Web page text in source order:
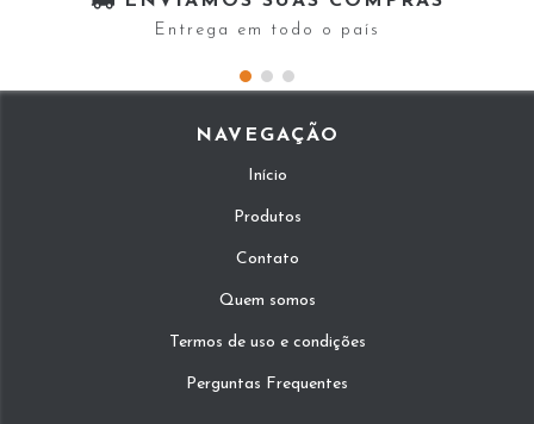
Entrega em todo o país
NAVEGAÇÃO
Início
Produtos
Contato
Quem somos
Termos de uso e condições
Perguntas Frequentes